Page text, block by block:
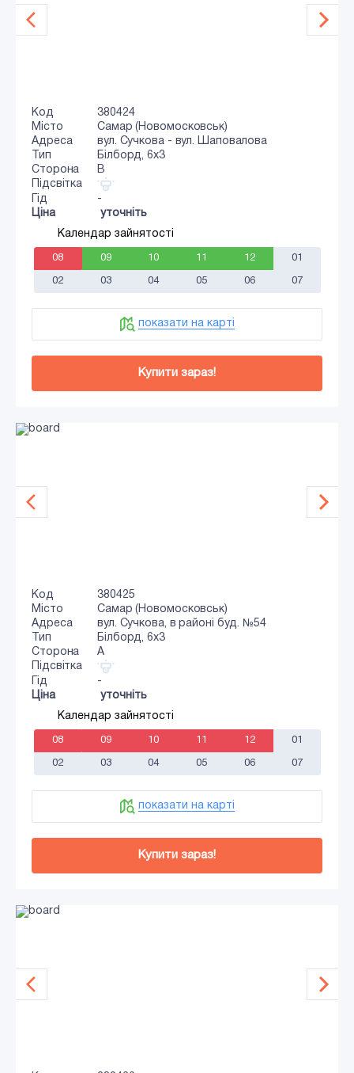
Код
380424
Місто
Самар (Новомосковськ)
Адреса
вул. Сучкова - вул. Шаповалова
Тип
Білборд, 6х3
Сторона
B
Підсвітка
Гід
-
Ціна
уточніть
Календар зайнятості
08 09 10 11 12 01
02 03 04 05 06 07
показати на карті
Купити зараз!
Код
380425
Місто
Самар (Новомосковськ)
Адреса
вул. Сучкова, в районі буд. №54
Тип
Білборд, 6х3
Сторона
A
Підсвітка
Гід
-
Ціна
уточніть
Календар зайнятості
08 09 10 11 12 01
02 03 04 05 06 07
показати на карті
Купити зараз!